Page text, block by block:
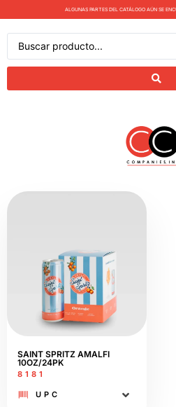
ALGUNAS PARTES DEL CATÁLOGO AÚN SE
SAINT SPRITZ AMALFI
10OZ/24PK
8181
UPC